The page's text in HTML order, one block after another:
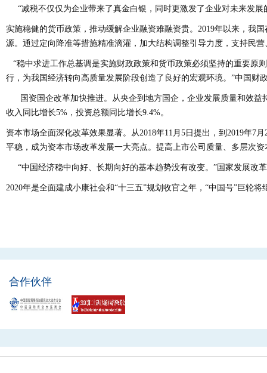
“减税不仅仅为企业带来了真金白银，同时更激发了企业对未来发展
实施稳健的货币政策，推动缓解企业融资难融资贵。2019年以来，我
源。通过定向降准等措施精准滴灌，加大结构调整引导力度，支持民
“稳中求进工作总基调是实施财政政策和货币政策必须坚持的重要原
行，为我国经济转向高质量发展阶段创造了良好的宏观环境。”中国财
国资国企改革加快推进。从央企到地方国企，企业发展质量和效益
收入同比增长5%，投资总额同比增长9.4%。
资本市场全面深化改革效果显著。从2018年11月5日提出，到2019年7
平稳，成为资本市场改革发展一大亮点。提高上市公司质量、多层次
“中国经济稳中向好、长期向好的基本趋势没有改变。”国家发展改
2020年是全面建成小康社会和“十三五”规划收官之年，“中国号”巨轮
合作伙伴